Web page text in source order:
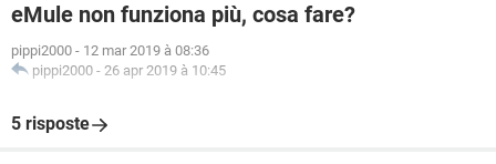
eMule non funziona più, cosa fare?
pippi2000 - 12 mar 2019 à 08:36
pippi2000 - 26 apr 2019 à 10:45
5 risposte